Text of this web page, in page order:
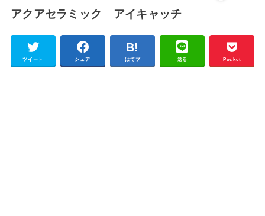
アクアセラミック アイキャッチ
ツイート シェア はてブ 送る Pocket